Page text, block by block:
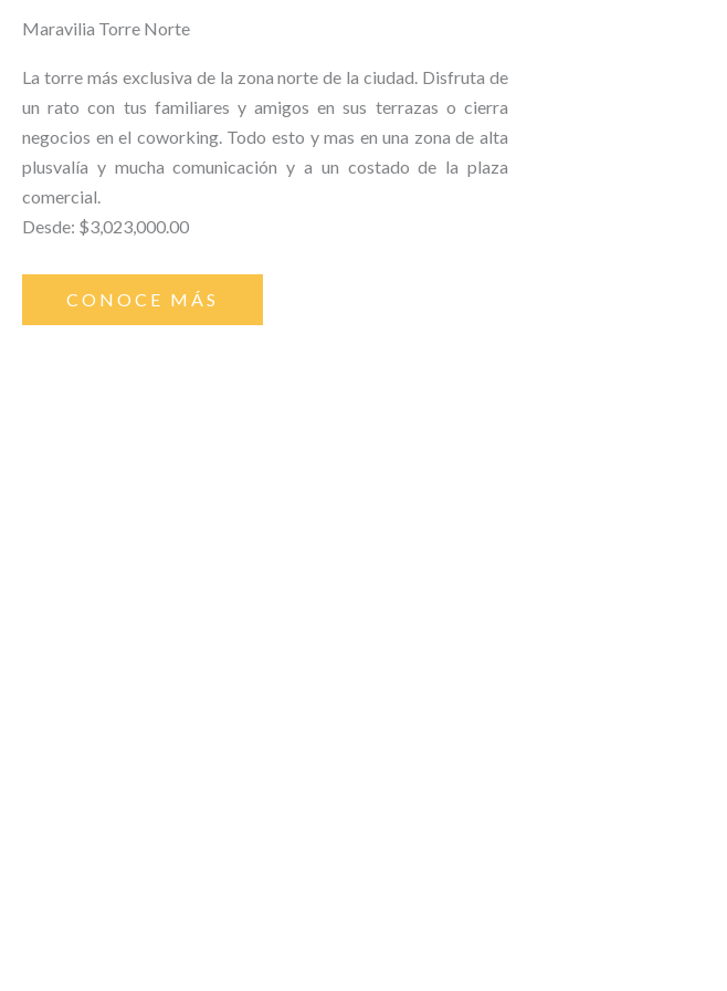
Maravilia Torre Norte
La torre más exclusiva de la zona norte de la ciudad. Disfruta de
un rato con tus familiares y amigos en sus terrazas o cierra
negocios en el coworking. Todo esto y mas en una zona de alta
plusvalía y mucha comunicación y a un costado de la plaza
comercial.
Desde: $3,023,000.00
CONOCE MÁS